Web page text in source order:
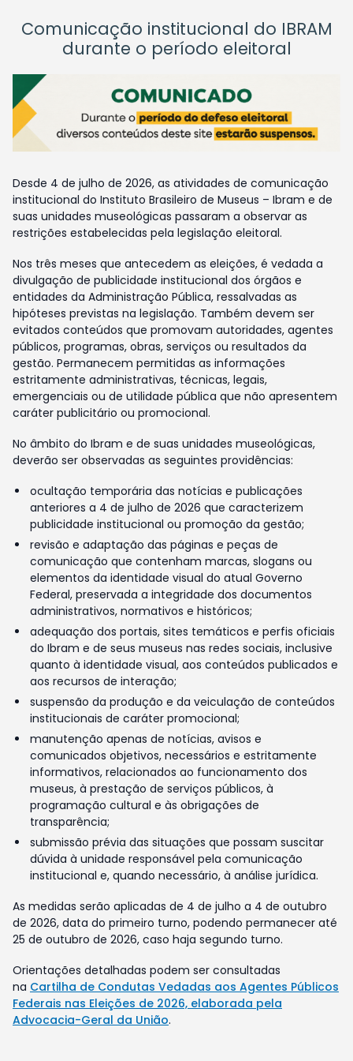
Comunicação institucional do IBRAM
durante o período eleitoral
Desde 4 de julho de 2026, as atividades de comunicação
institucional do Instituto Brasileiro de Museus – Ibram e de
suas unidades museológicas passaram a observar as
restrições estabelecidas pela legislação eleitoral.
Nos três meses que antecedem as eleições, é vedada a
divulgação de publicidade institucional dos órgãos e
entidades da Administração Pública, ressalvadas as
hipóteses previstas na legislação. Também devem ser
evitados conteúdos que promovam autoridades, agentes
públicos, programas, obras, serviços ou resultados da
gestão. Permanecem permitidas as informações
estritamente administrativas, técnicas, legais,
emergenciais ou de utilidade pública que não apresentem
caráter publicitário ou promocional.
No âmbito do Ibram e de suas unidades museológicas,
deverão ser observadas as seguintes providências:
ocultação temporária das notícias e publicações
anteriores a 4 de julho de 2026 que caracterizem
publicidade institucional ou promoção da gestão;
revisão e adaptação das páginas e peças de
comunicação que contenham marcas, slogans ou
elementos da identidade visual do atual Governo
Federal, preservada a integridade dos documentos
administrativos, normativos e históricos;
adequação dos portais, sites temáticos e perfis oficiais
do Ibram e de seus museus nas redes sociais, inclusive
quanto à identidade visual, aos conteúdos publicados e
aos recursos de interação;
suspensão da produção e da veiculação de conteúdos
institucionais de caráter promocional;
manutenção apenas de notícias, avisos e
comunicados objetivos, necessários e estritamente
informativos, relacionados ao funcionamento dos
museus, à prestação de serviços públicos, à
programação cultural e às obrigações de
transparência;
submissão prévia das situações que possam suscitar
dúvida à unidade responsável pela comunicação
institucional e, quando necessário, à análise jurídica.
As medidas serão aplicadas de 4 de julho a 4 de outubro
de 2026, data do primeiro turno, podendo permanecer até
25 de outubro de 2026, caso haja segundo turno.
Orientações detalhadas podem ser consultadas
na Cartilha de Condutas Vedadas aos Agentes Públicos
Federais nas Eleições de 2026, elaborada pela
Advocacia-Geral da União.